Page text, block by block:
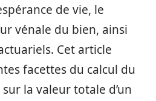
de vie, le
vénale du bien, ainsi
Cet article
facettes du calcul du
la valeur totale d’un